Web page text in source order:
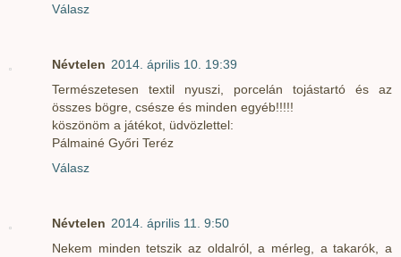
Válasz
Névtelen 2014. április 10. 19:39
Természetesen textil nyuszi, porcelán tojástartó és az
összes bögre, csésze és minden egyéb!!!!!
köszönöm a játékot, üdvözlettel:
Pálmainé Győri Teréz
Válasz
Névtelen 2014. április 11. 9:50
Nekem minden tetszik az oldalról, a mérleg, a takarók, a